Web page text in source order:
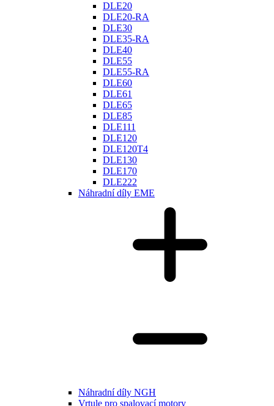
DLE20
DLE20-RA
DLE30
DLE35-RA
DLE40
DLE55
DLE55-RA
DLE60
DLE61
DLE65
DLE85
DLE111
DLE120
DLE120T4
DLE130
DLE170
DLE222
Náhradní díly EME
Náhradní díly NGH
Vrtule pro spalovací motory